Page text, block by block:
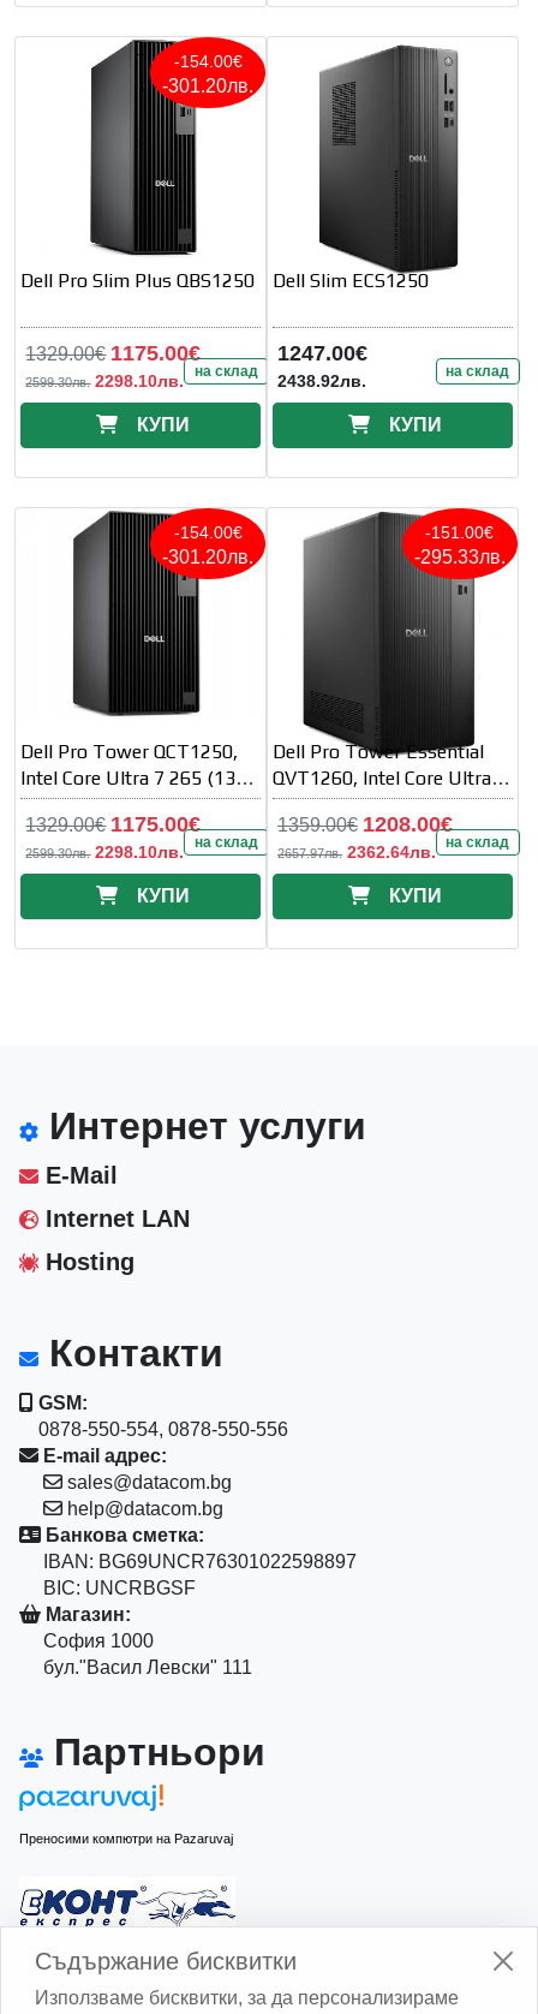
-154.00€
-301.20лв.
Dell Pro Slim Plus QBS1250
1329.00€ 1175.00€
2599.30лв. 2298.10лв. на склад
КУПИ
Dell Slim ECS1250
1247.00€
2438.92лв. на склад
КУПИ
-154.00€
-301.20лв.
Dell Pro Tower QCT1250,
Intel Core Ultra 7 265 (13
TOPS NPU, 20 cores, up to
1329.00€ 1175.00€
2599.30лв. 2298.10лв. на склад
КУПИ
-151.00€
-295.33лв.
Dell Pro Tower Essential
QVT1260, Intel Core Ultra 7
265K (13 TOPS NPU, 20
1359.00€ 1208.00€
2657.97лв. 2362.64лв. на склад
КУПИ
Интернет услуги
E-Mail
Internet LAN
Hosting
Контакти
GSM:
0878-550-554, 0878-550-556
E-mail адрес:
sales@datacom.bg
help@datacom.bg
Банкова сметка:
IBAN: BG69UNCR76301022598897
BIC: UNCRBGSF
Магазин:
София 1000
бул."Васил Левски" 111
Партньори
Преносими компютри на Pazaruvaj
Изчисли доставката с Еконт
Съдържание бисквитки
Използваме бисквитки, за да персонализираме